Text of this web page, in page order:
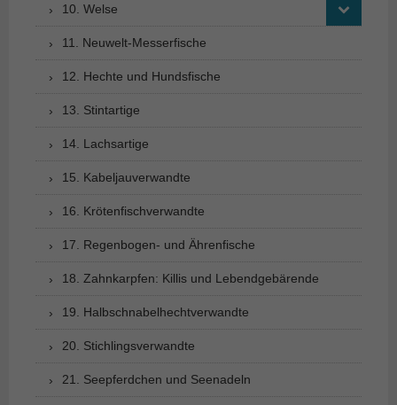
10. Welse
11. Neuwelt-Messerfische
12. Hechte und Hundsfische
13. Stintartige
14. Lachsartige
15. Kabeljauverwandte
16. Krötenfischverwandte
17. Regenbogen- und Ährenfische
18. Zahnkarpfen: Killis und Lebendgebärende
19. Halbschnabelhechtverwandte
20. Stichlingsverwandte
21. Seepferdchen und Seenadeln